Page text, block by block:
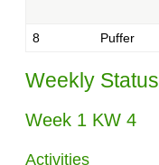
8 Puffer
Weekly Status
Week 1 KW 4
Activities